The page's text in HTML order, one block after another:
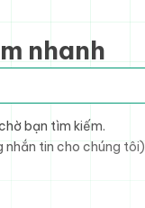
nhanh
bạn tìm kiếm.
nhắn tin cho chúng tôi)